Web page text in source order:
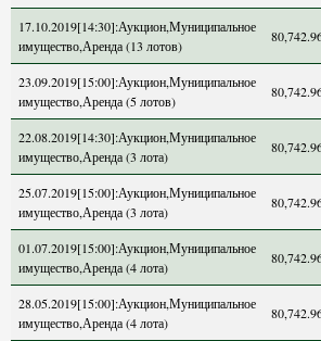
17.10.2019[14:30]:Аукцион,Муниципальное
имущество,Аренда (13 лотов)
23.09.2019[15:00]:Аукцион,Муниципальное
имущество,Аренда (5 лотов)
22.08.2019[14:30]:Аукцион,Муниципальное
имущество,Аренда (3 лота)
25.07.2019[15:00]:Аукцион,Муниципальное
имущество,Аренда (3 лота)
01.07.2019[15:00]:Аукцион,Муниципальное
имущество,Аренда (4 лота)
28.05.2019[15:00]:Аукцион,Муниципальное
имущество,Аренда (4 лота)